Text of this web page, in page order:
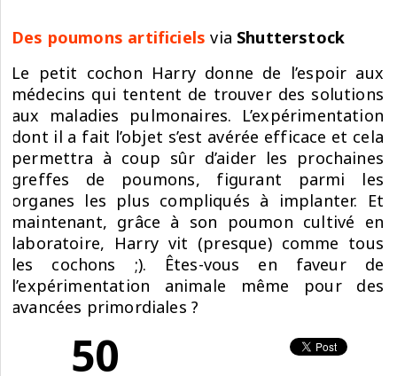
Des poumons artificiels via Shutterstock
Le petit cochon Harrydonne de l’espoir aux
médecins qui tentent de trouver des solutions
aux maladies pulmonaires. L’expérimentation
dont il a fait l’objet s’est avérée efficace et cela
permettra à coup sûr d’aider les prochaines
greffes de poumons, figurant parmi les
organes les plus compliqués à implanter. Et
maintenant, grâce à son poumon cultivé en
laboratoire, Harryvit (presque) comme tous
les cochons ;). Êtes-vous en faveur de
l’expérimentation animale même pour des
avancées primordiales ?
50